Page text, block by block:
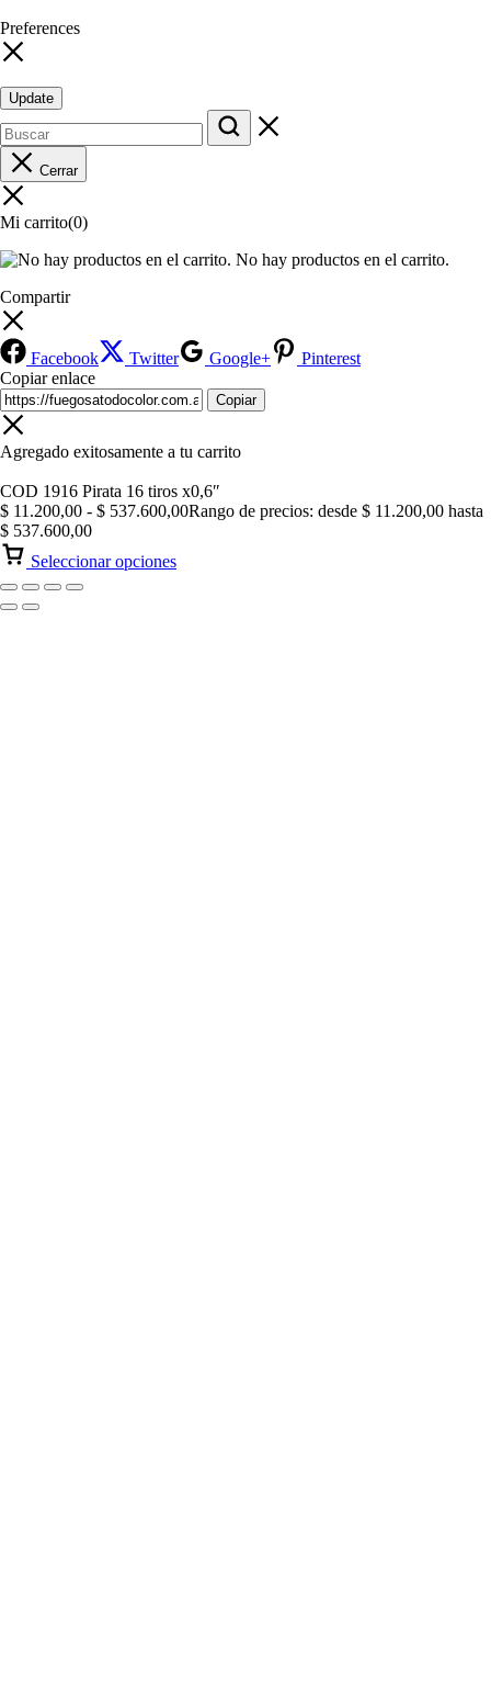
Preferences
Update
Cerrar
Mi carrito(0)
No hay productos en el carrito.
Compartir
Facebook Twitter Google+
Pinterest
Copiar enlace
Copiar
Agregado exitosamente a tu carrito
COD 1916 Pirata 16 tiros x0,6″
$ 11.200,00 - $ 537.600,00Rango de precios: desde $ 11.200,00 hasta
$ 537.600,00
Seleccionar opciones